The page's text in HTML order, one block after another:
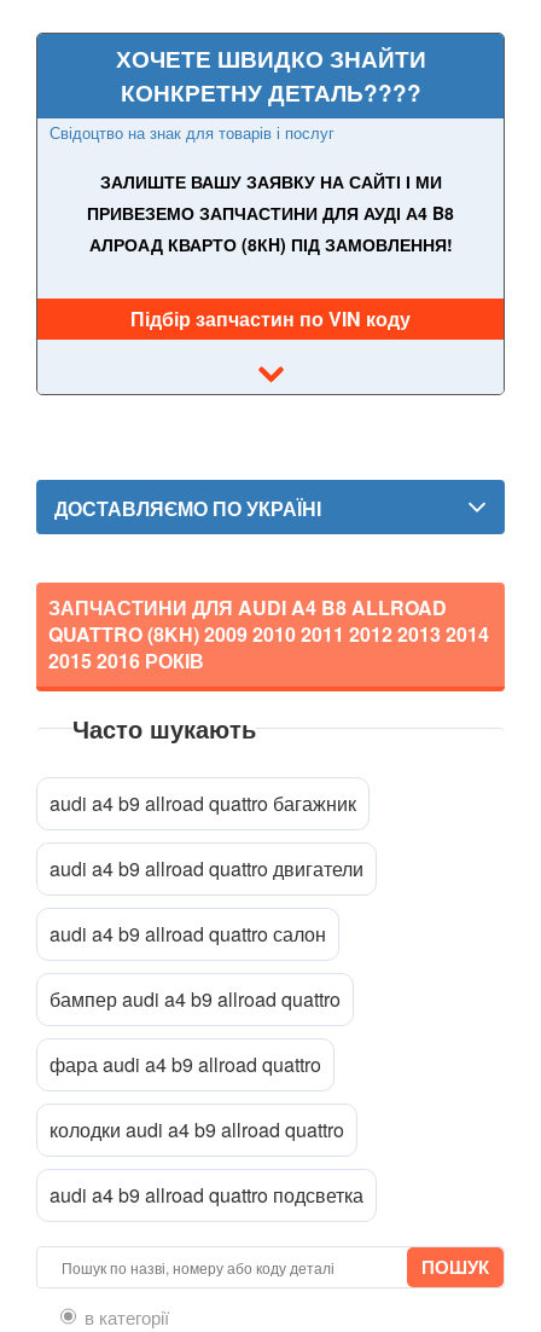
SUBARU
SUZUKI keyboard_arrow_down
TESLA
TOYOTA
ХОЧЕТЕ ШВИДКО ЗНАЙТИ
КОНКРЕТНУ ДЕТАЛЬ????
Свідоцтво на знак для товарів і послуг
ЗАЛИШТЕ ВАШУ ЗАЯВКУ НА САЙТІ І МИ
ПРИВЕЗЕМО ЗАПЧАСТИНИ ДЛЯ АУДІ А4 B8
АЛРОАД КВАРТО (8КH) ПІД ЗАМОВЛЕННЯ!
Підбір запчастин по VIN коду
Прикріпити файл
ДОСТАВЛЯЄМО ПО УКРАЇНІ
ЗАПЧАСТИНИ ДЛЯ AUDI A4 B8 ALLROAD
QUATTRO (8KH)2009 2010 2011 2012 2013 2014
2015 2016 РОКІВ
Часто шукають
audi a4 b9 allroad quattro багажник
audi a4 b9 allroad quattro двигатели
audi a4 b9 allroad quattro салон
бампер audi a4 b9 allroad quattro
фара audi a4 b9 allroad quattro
колодки audi a4 b9 allroad quattro
audi a4 b9 allroad quattro подсветка
в категорії